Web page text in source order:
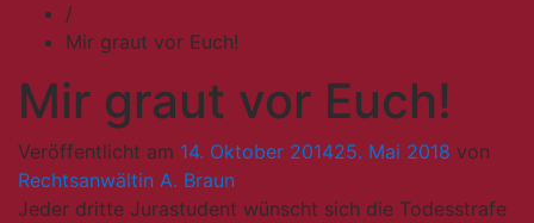
/
Mir graut vor Euch!
Mir graut vor Euch!
Veröffentlicht am 14. Oktober 201425. Mai 2018 von
Rechtsanwältin A. Braun
Jeder dritte Jurastudent wünscht sich die Todesstrafe